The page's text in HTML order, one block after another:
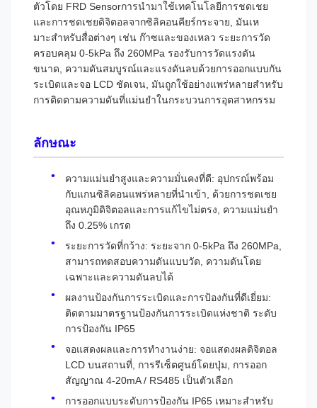
ตัวโดย FRD Sensorการนํามาใช้เทคโนโลยีการชดเชย
และการชดเชยดิจิตอลจากซิลิคอนคียร์กระจาย, มันเห
มาะสําหรับสื่อต่างๆ เช่น ก๊าซและของเหลว ระยะการวัด
ครอบคลุม 0-5kPa ถึง 260MPa รองรับการวัดแรงดัน
ขนาด, ความดันสมบูรณ์และแรงดันลบด้วยการออกแบบกัน
ระเบิดและจอ LCD ชัดเจน, มันถูกใช้อย่างแพร่หลายสําหรับ
การติดตามความดันที่แม่นยําในกระบวนการอุตสาหกรรม
ลักษณะ
ความแม่นยําสูงและความมั่นคงที่ดี: อุปกรณ์พร้อม
กับแกนซิลิคอนแพร่หลายที่นําเข้า, ด้วยการชดเชย
อุณหภูมิดิจิตอลและการแก้ไขไม่ตรง, ความแม่นยํา
ถึง 0.25% เกรด
ระยะการวัดที่กว้าง: ระยะจาก 0-5kPa ถึง 260MPa,
สามารถทดสอบความดันแบบวัด, ความดันโดย
เฉพาะและความดันลบได้
ผลงานป้องกันการระเบิดและการป้องกันที่ดีเยี่ยม:
ติดตามมาตรฐานป้องกันการระเบิดแห่งชาติ ระดับ
การป้องกัน IP65
จอแสดงผลและการทํางานง่าย: จอแสดงผลดิจิตอล
LCD บนสถานที่, การรีเซ็ตศูนย์โดยปุ่ม, การออก
สัญญาณ 4-20mA / RS485 เป็นตัวเลือก
การออกแบบระดับการป้องกัน IP65 เหมาะสําหรับ